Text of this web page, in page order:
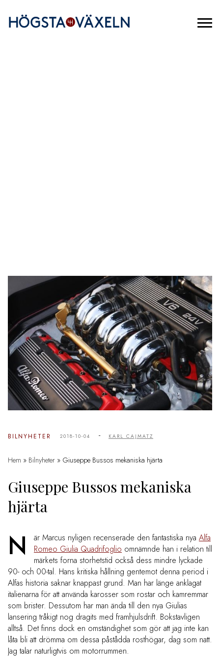
BILNYHETER 2018-10-04 - KARL CAJMATZ
Hem » Bilnyheter » Giuseppe Bussos mekaniska hjärta
Giuseppe Bussos mekaniska
hjärta
N är Marcus nyligen recenserade den fantastiska nya Alfa
Romeo Giulia Quadrifoglio omnämnde han i relation till
märkets forna storhetstid också dess mindre lyckade
90- och 00-tal. Hans kritiska hållning gentemot denna period i
Alfas historia saknar knappast grund. Man har länge anklagat
italienarna för att använda karosser som rostar och kamremmar
som brister. Dessutom har man ända till den nya Giulias
lansering tråkigt nog dragits med framhjulsdrift. Bokstavligen
alltså. Det finns dock en omständighet som gör att jag inte kan
låta bli att drömma om dessa påstådda rosthögar, dag som natt.
Jag talar naturligtvis om motorrummen.